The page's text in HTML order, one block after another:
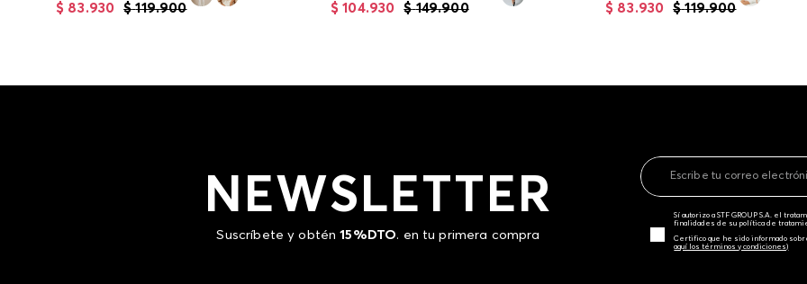
$ 119.900
$ 83.930 $ 149.900
$ 104.930 $ 119.900
$ 83.930
NEWSLETTER
Suscríbete y obtén15%DTO. en tu primera compra
Sí autorizo a STF GROUP S.A. el
finalidades de su política de
Certifico que he sido informado
aquí los términos y condiciones)